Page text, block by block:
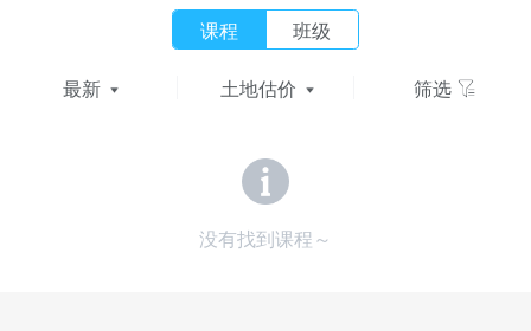
课程 班级
最新 土地估价 筛选
没有找到课程～